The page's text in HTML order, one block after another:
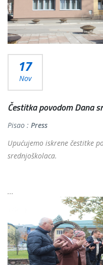
17
Nov
Čestitka povodom Dana
Pisao : Press
Upućujemo iskrene čestitke
srednjoškolaca.
...